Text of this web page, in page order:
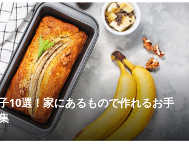
10選！家にあるもので作れるお手